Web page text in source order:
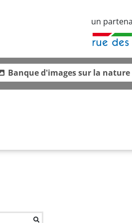
un
Banque d'images sur la nature